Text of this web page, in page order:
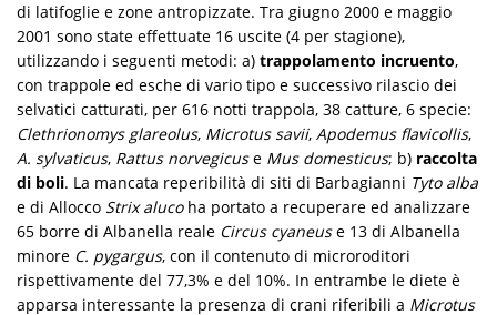
di latifoglie e zone antropizzate. Tra giugno 2000 e maggio
2001 sono state effettuate 16 uscite (4 per stagione),
utilizzando i seguenti metodi: a) trappolamento incruento,
con trappole ed esche di vario tipo e successivo rilascio dei
selvatici catturati, per 616 notti trappola, 38 catture, 6 specie:
Clethrionomys glareolus, Microtus savii, Apodemus flavicollis,
A. sylvaticus, Rattus norvegicuse Mus domesticus; b) raccolta
di boli. La mancata reperibilità di siti di Barbagianni Tyto alba
e di Allocco Strix alucoha portato a recuperare ed analizzare
65 borre di Albanella reale Circus cyaneuse 13 di Albanella
minore C. pygargus, con il contenuto di microroditori
rispettivamente del 77,3% e del 10%. In entrambe le diete è
apparsa interessante la presenza di crani riferibili a Microtus